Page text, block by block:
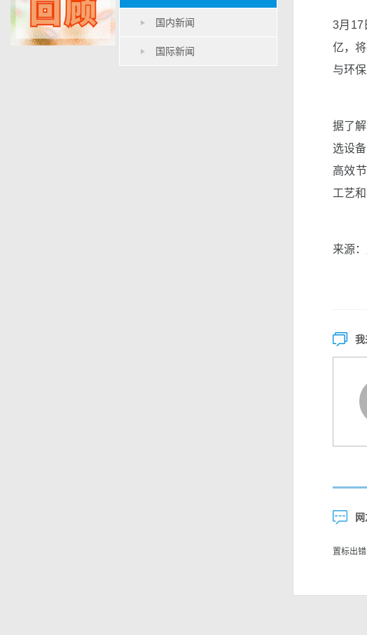
国内新闻
国际新闻
3月17
亿，
与环保
据了
选设
高效
工艺和
来源
我
置标出